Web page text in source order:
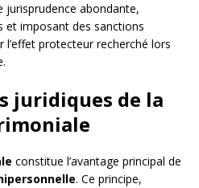
jurisprudence abondante,
et imposant des sanctions
l’effet protecteur recherché lors
juridiques de la
constitue l’avantage principal de
. Ce principe,